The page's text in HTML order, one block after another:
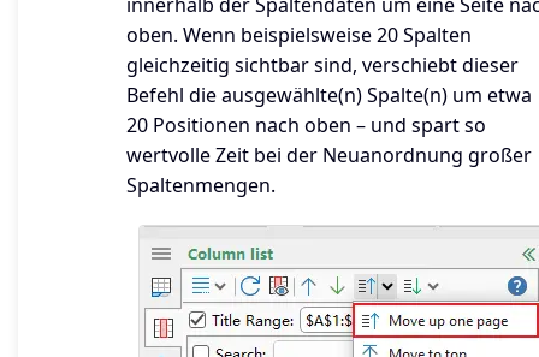
oben. Wenn beispielsweise 20 Spalten
gleichzeitig sichtbar sind, verschiebt dieser
Befehl die ausgewählte(n) Spalte(n) um etwa
20 Positionen nach oben – und spart so
wertvolle Zeit bei der Neuanordnung großer
Spaltenmengen.